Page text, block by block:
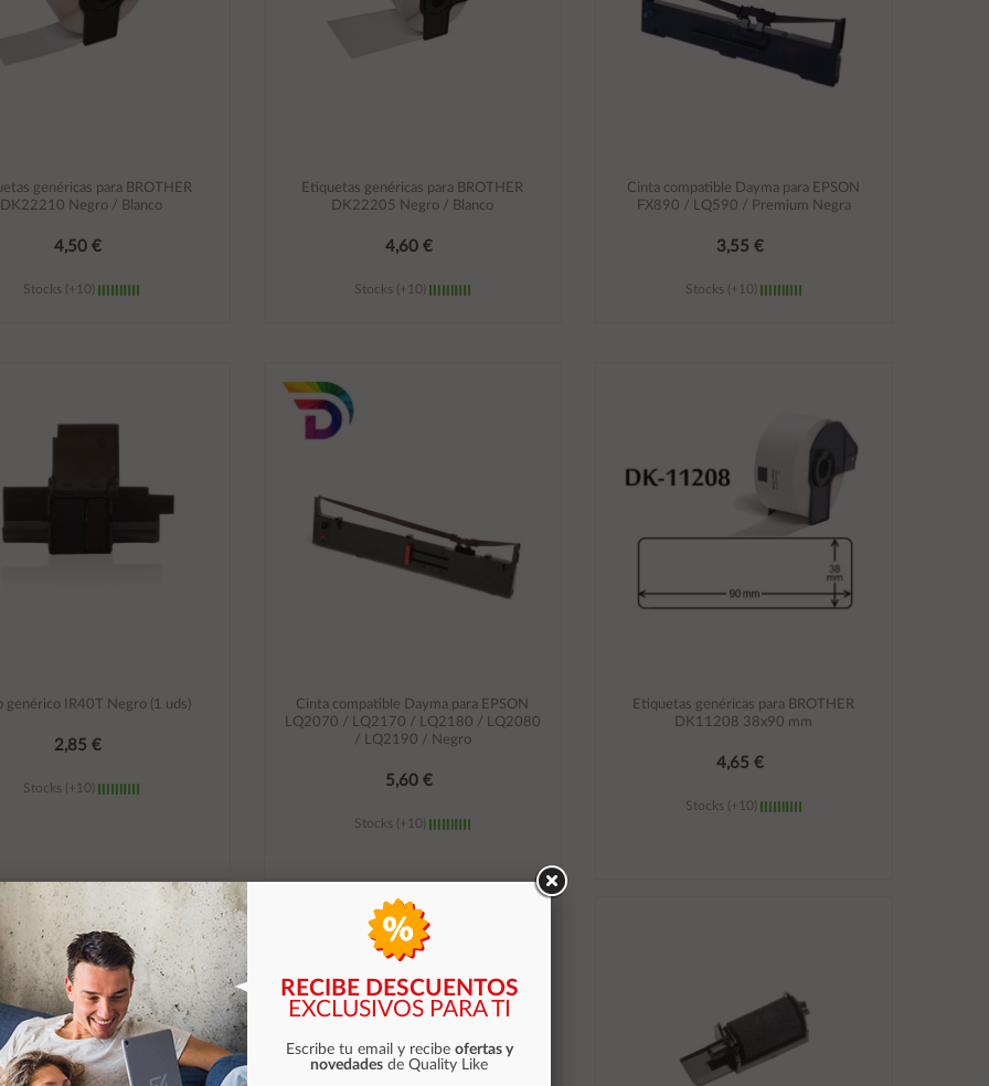
genéricas para BROTHER
DK22210 Negro / Blanco
4,50 €
Stocks (+10)
Etiquetas genéricas para BROTHER
DK22205 Negro / Blanco
4,60 €
Stocks (+10)
Cinta compatible Dayma para EPSON
FX890 / LQ590 / Premium Negra
3,55 €
Stocks (+10)
genérico IR40T Negro (1 uds)
2,85 €
Stocks (+10)
Añadir al carrito
Cinta compatible Dayma para EPSON
LQ2070 / LQ2170 / LQ2180 / LQ2080
/ LQ2190 / Negro
5,60 €
Stocks (+10)
Añadir al carrito
Etiquetas genéricas para BROTHER
DK11208 38x90 mm
4,65 €
Stocks (+10)
RECIBE DESCUENTOS
EXCLUSIVOS PARA TI
Escribe tu email y recibe ofertas y
novedades de Quality Like